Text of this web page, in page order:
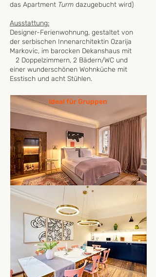
das Apartment Turm dazugebucht wird)
Ausstattung:
Designer-Ferienwohnung, gestaltet von
der serbischen Innenarchitektin Ozarija
Markovic, im barocken Dekanshaus mit
2 Doppelzimmern, 2 Bädern/WC und
einer wunderschönen Wohnküche mit
Esstisch und acht Stühlen.
Ideal für Gruppen